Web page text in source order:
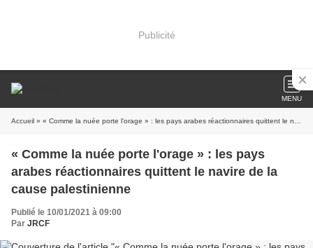
Publicité
MENU
Accueil » « Comme la nuée porte l'orage » : les pays arabes réactionnaires quittent le navire de la cause palestinienne
« Comme la nuée porte l'orage » : les pays
arabes réactionnaires quittent le navire de la
cause palestinienne
Publié le 10/01/2021 à 09:00
Par JRCF